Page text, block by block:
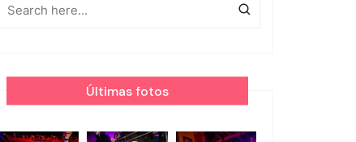
Últimas fotos